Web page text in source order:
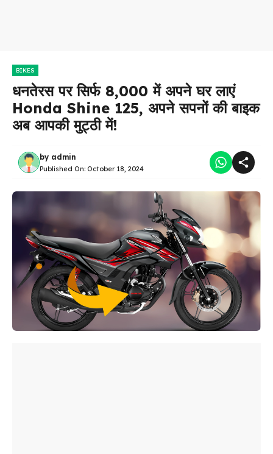
BIKES
धनतेरस पर सिर्फ ₹8,000 में अपने घर लाएं
Honda Shine 125, अपने सपनों की बाइक
अब आपकी मुट्ठी में!
by admin
Published On: October 18, 2024